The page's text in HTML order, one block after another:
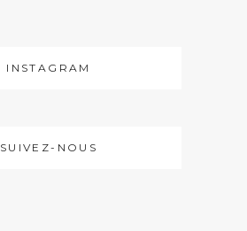
INSTAGRAM
SUIVEZ-NOUS